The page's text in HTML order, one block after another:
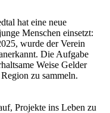
hat eine neue
Menschen einsetzt:
wurde der Verein
Die Aufgabe
Weise Gelder
zu sammeln.
Projekte ins Leben zu